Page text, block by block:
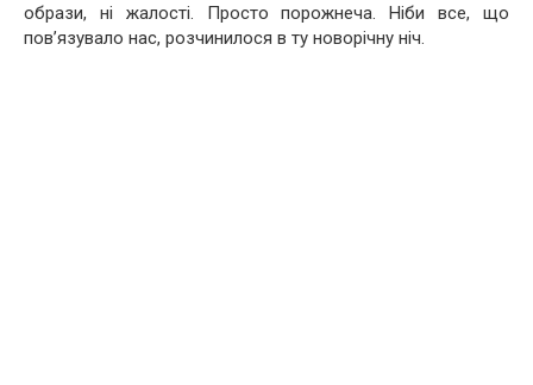
образи, ні жалості. Просто порожнеча. Ніби все, що
пов’язувало нас, розчинилося в ту новорічну ніч.